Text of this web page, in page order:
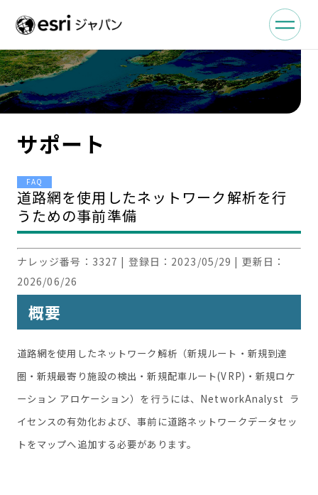
サポート
FAQ
道路網を使用したネットワーク解析を行
うための事前準備
ナレッジ番号： 3327 | 登録日： 2023/05/29 | 更新日：
2026/06/26
概要
道路網を使用したネットワーク解析（新規ルート・新規到達
圏・新規最寄り施設の検出・新規配車ルート(VRP)・新規ロケ
ーション アロケーション）を行うには、NetworkAnalyst ラ
イセンスの有効化および、事前に道路ネットワークデータセッ
トをマップへ追加する必要があります。